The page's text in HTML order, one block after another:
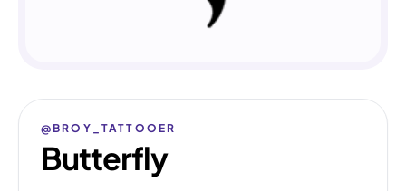
@BROY_TATTOOER
Butterfly